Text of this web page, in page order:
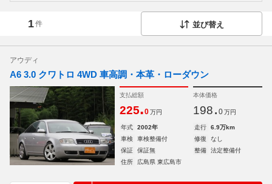
1件 並び替え
アウディ
A6 3.0 クワトロ 4WD 車高調・本革・ローダウン
支払総額
225.0 万円
本体価格
198. 0 万円
年式 2002年 走行
6.9万km
車検
車検整備付 修復
なし
保証
保証無 整備
法定整備付
住所
広島県 東広島市